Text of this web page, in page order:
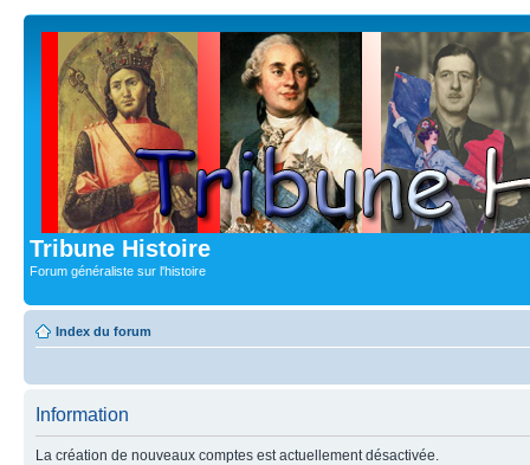
Tribune Histoire
Forum généraliste sur l'histoire
Index du forum
Information
La création de nouveaux comptes est actuellement désactivée.